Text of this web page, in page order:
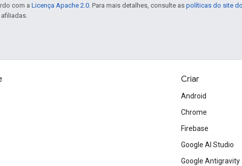
com a Licença Apache 2.0. Para mais detalhes, consulte as políticas do site
Criar
Android
Chrome
Firebase
Google AI Studio
Google Antigravity